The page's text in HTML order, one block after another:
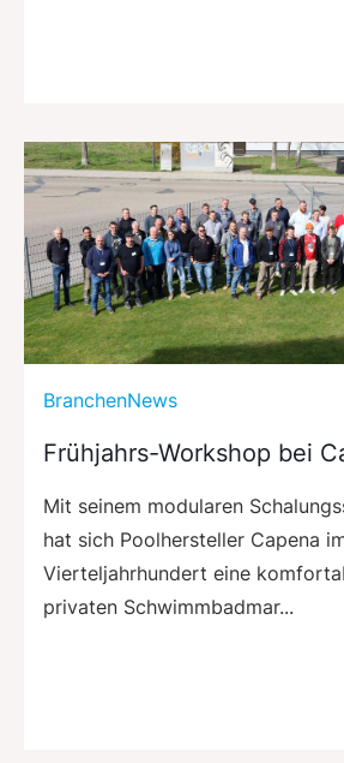
BranchenNews
Frühjahrs-Workshop bei
Mit seinem modularen
hat sich Poolhersteller Capena
Vierteljahrhundert eine
privaten Schwimmbadmar...